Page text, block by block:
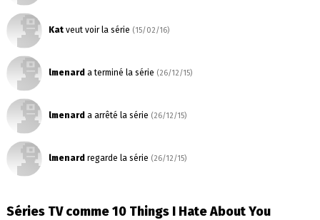
Katveut voir la série (15/02/16)
lmenard a terminé la série (26/12/15)
lmenard a arrêté la série (26/12/15)
lmenard regarde la série (26/12/15)
Séries TV comme 10 Things I Hate About You